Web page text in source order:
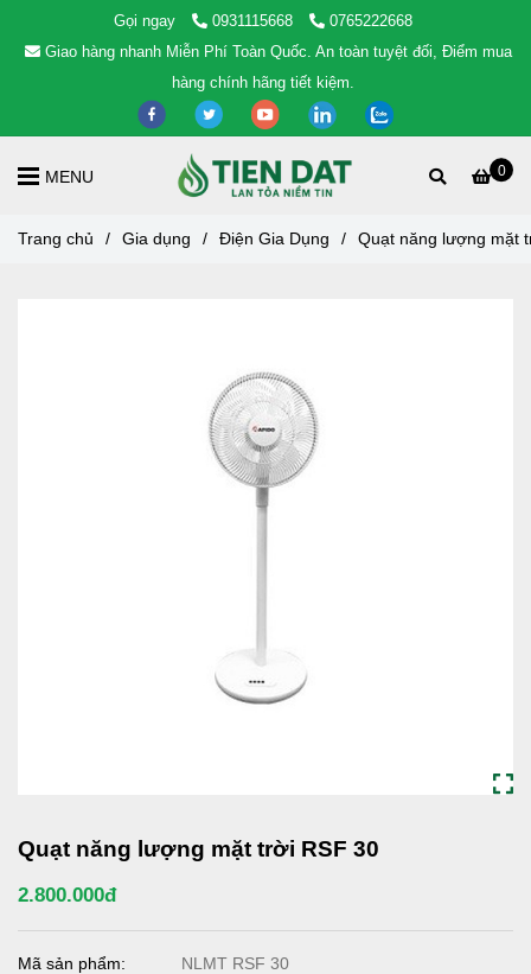
Gọi ngay 0931115668
0765222668
Giao hàng nhanh Miễn Phí Toàn Quốc. An toàn tuyệt đối, Điểm mua
hàng chính hãng tiết kiệm.
0
MENU
Trang chủ / Gia dụng / Điện Gia Dụng / Quạt năng lượng mặt
Quạt năng lượng mặt trời RSF 30
2.800.000đ
Mã sản phẩm: NLMT RSF 30